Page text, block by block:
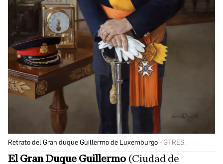
Retrato del Gran duque Guillermo de Luxemburgo GTRES.
El Gran Duque Guillermo (Ciudad de